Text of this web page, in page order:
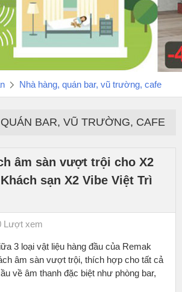
Nhà hàng, quán bar, vũ trường, cafe
BAR, VŨ TRƯỜNG, CAFE
âm sàn vượt trội cho X2
sạn X2 Vibe Việt Trì
Lượt xem
3 loại vật liệu hàng đầu của Remak
âm sàn vượt trội, thích hợp cho tất cả
về âm thanh đặc biệt như phòng bar,